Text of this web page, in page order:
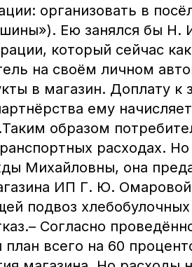
организовать в
Ею занялся бы Н.
который сейчас
на своём личном
в магазин. Доплату к
ему
образом
расходах.
Михайловны, она
ИП Г. Ю.
подвоз
Согласно
всего на 60